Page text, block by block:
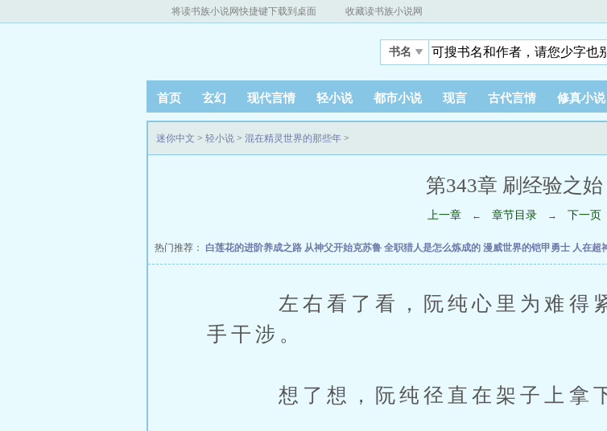
将读书族小说网快捷键下载到桌面 收藏读书族小说网
书名
首页 玄幻 现代言情 轻小说 都市小说 现言 古代言情 修真小说
迷你中文 > 轻小说 > 混在精灵世界的那些年 >
第343章 刷经验之始
上一章 ← 章节目录 → 下一页
热门推荐： 白莲花的进阶养成之路 从神父开始克苏鲁 全职猎人是怎么炼成的 漫威世界的铠甲勇士 人在超
左右看了看，阮纯心里为难得紧
手干涉。
想了想，阮纯径直在架子上拿下